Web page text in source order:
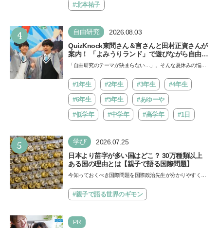
催…#北本祐子
4 自由研究 2026.08.03
QuizKnock東問さん＆言さんと田村正資さんが
案内！ 「よみうりランド」で遊びながら自由研
究が進む期間限定イベントが開催
「自由研究のテーマが決まらない…」。そんな夏休みの悩み
バ!!…
#1年生 #2年生 #3年生 #4年生
#6年生 #5年生 #あゆーや
#低学年 #中学年 #高学年 #1日
5 学び 2026.07.25
日本より苗字が多い国はどこ？ 30万種類以上
ある国の理由とは【親子で語る国際問題】
今知っておくべき国際問題を国際政治先生が分かりやすく解
類…#親子で語る世界のギモン
PR